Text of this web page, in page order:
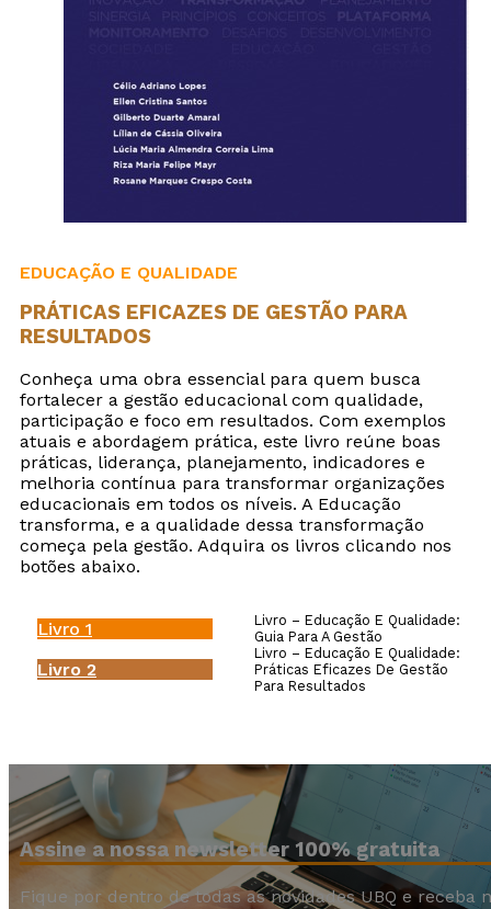
EDUCAÇÃO E QUALIDADE
PRÁTICAS EFICAZES DE GESTÃO PARA
RESULTADOS
Conheça uma obra essencial para quem busca
fortalecer a gestão educacional com qualidade,
participação e foco em resultados. Com exemplos
atuais e abordagem prática, este livro reúne boas
práticas, liderança, planejamento, indicadores e
melhoria contínua para transformar organizações
educacionais em todos os níveis. A Educação
transforma, e a qualidade dessa transformação
começa pela gestão. Adquira os livros clicando nos
botões abaixo.
Livro 1
Livro – Educação E Qualidade:
Guia Para A Gestão
Livro 2
Livro – Educação E Qualidade:
Práticas Eficazes De Gestão
Para Resultados
Assine a nossa newsletter 100% gratuita
Fique por dentro de todas as novidades UBQ e receba